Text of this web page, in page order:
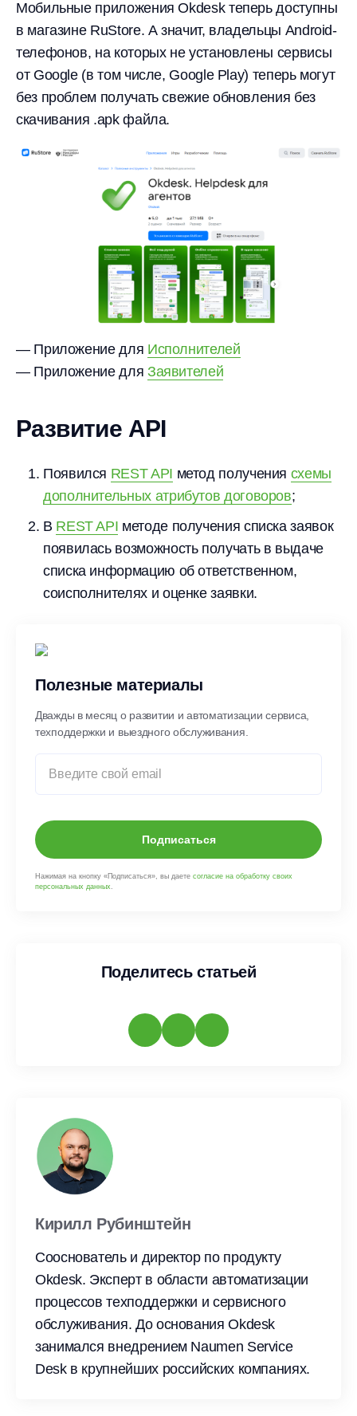
Мобильные приложения Okdesk теперь доступны
в магазине RuStore. А значит, владельцы Android-
телефонов, на которых не установлены сервисы
от Google (в том числе, Google Play) теперь могут
без проблем получать свежие обновления без
скачивания .apk файла.
— Приложение для Исполнителей
— Приложение для Заявителей
Развитие API
Появился REST API метод получения схемы
дополнительных атрибутов договоров;
В REST API методе получения списка заявок
появилась возможность получать в выдаче
списка информацию об ответственном,
соисполнителях и оценке заявки.
Полезные материалы
Дважды в месяц о развитии и автоматизации сервиса,
техподдержки и выездного обслуживания.
Подписаться
Нажимая на кнопку «Подписаться», вы даете согласие на обработку своих
персональных данных
Поделитесь статьей
Кирилл Рубинштейн
Сооснователь и директор по продукту
Okdesk. Эксперт в области автоматизации
процессов техподдержки и сервисного
обслуживания. До основания Okdesk
занимался внедрением Naumen Service
Desk в крупнейших российских компаниях.